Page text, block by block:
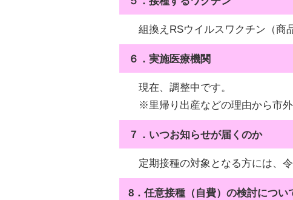
組換えRSウイルスワクチン（商
６．実施医療機関
現在、調整中です。
※里帰り出産などの理由から市外
７．いつお知らせが届くのか
定期接種の対象となる方には、
8．任意接種（自費）の検討につい